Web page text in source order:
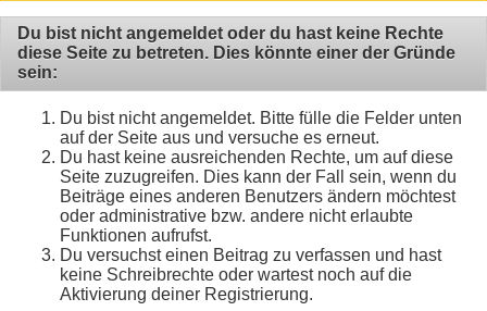
Du bist nicht angemeldet oder du hast keine Rechte
diese Seite zu betreten. Dies könnte einer der Gründe
sein:
Du bist nicht angemeldet. Bitte fülle die Felder unten
auf der Seite aus und versuche es erneut.
Du hast keine ausreichenden Rechte, um auf diese
Seite zuzugreifen. Dies kann der Fall sein, wenn du
Beiträge eines anderen Benutzers ändern möchtest
oder administrative bzw. andere nicht erlaubte
Funktionen aufrufst.
Du versuchst einen Beitrag zu verfassen und hast
keine Schreibrechte oder wartest noch auf die
Aktivierung deiner Registrierung.